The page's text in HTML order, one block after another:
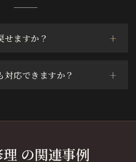
せますか？
対応できますか？
の関連事例